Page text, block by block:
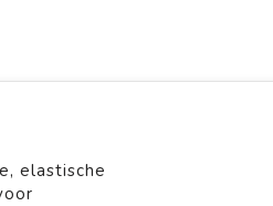
elastische